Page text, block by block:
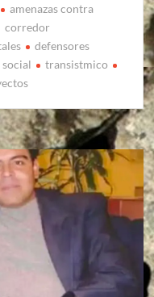
amenazas contra
corredor
defensores
transistmico